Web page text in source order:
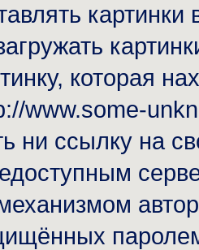
которая
www.some-
ни ссылку на